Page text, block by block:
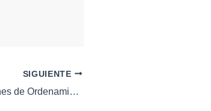
SIGUIENTE
SEGOB Respaldará Planes de Ordenamiento en Querétaro tras Violencia en la Alameda Hidalgo